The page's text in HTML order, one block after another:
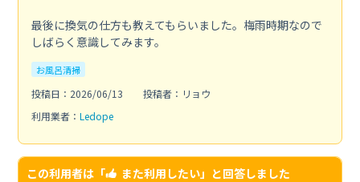
最後に換気の仕方も教えてもらいました。梅雨時期なので
しばらく意識してみます。
お風呂清掃
投稿日：2026/06/13
投稿者：リョウ
利用業者： Ledope
この利用者は「 また利用したい」と回答しました